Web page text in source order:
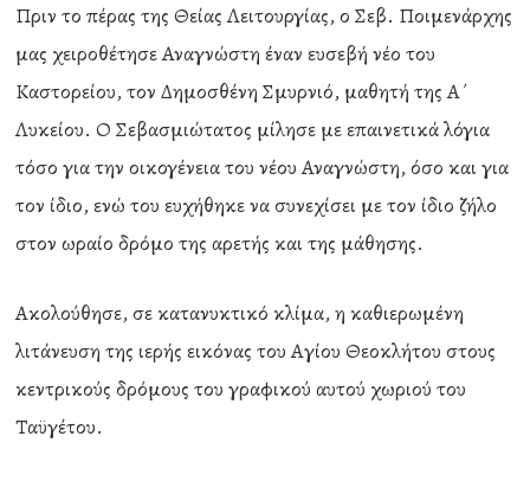
Πριν το πέρας της Θείας Λειτουργίας, ο Σεβ. Ποιμενάρχης
μας χειροθέτησε Αναγνώστη έναν ευσεβή νέο του
Καστορείου, τον Δημοσθένη Σμυρνιό, μαθητή της Α΄
Λυκείου. Ο Σεβασμιώτατος μίλησε με επαινετικά λόγια
τόσο για την οικογένεια του νέου Αναγνώστη, όσο και για
τον ίδιο, ενώ του ευχήθηκε να συνεχίσει με τον ίδιο ζήλο
στον ωραίο δρόμο της αρετής και της μάθησης.
Ακολούθησε, σε κατανυκτικό κλίμα, η καθιερωμένη
λιτάνευση της ιερής εικόνας του Αγίου Θεοκλήτου στους
κεντρικούς δρόμους του γραφικού αυτού χωριού του
Ταϋγέτου.